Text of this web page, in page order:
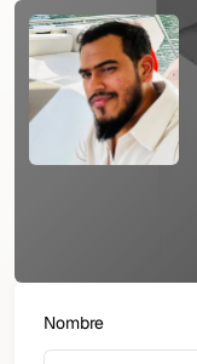
Nombre